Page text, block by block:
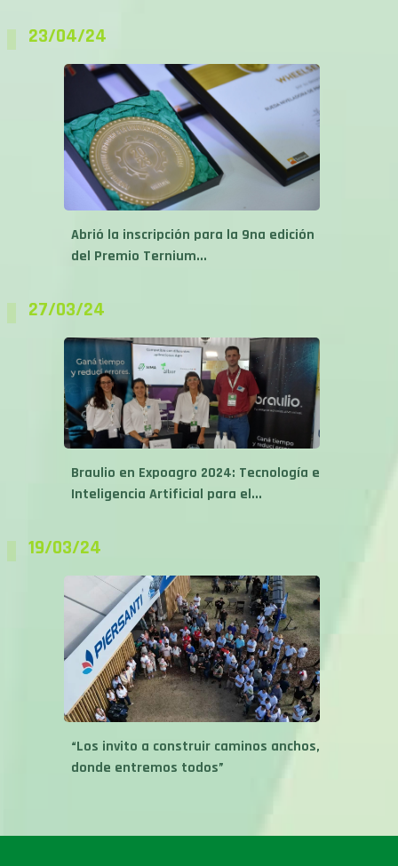
23/04/24
Abrió la inscripción para la 9na edición
del Premio Ternium...
27/03/24
Braulio en Expoagro 2024: Tecnología e
Inteligencia Artificial para el...
19/03/24
“Los invito a construir caminos anchos,
donde entremos todos”